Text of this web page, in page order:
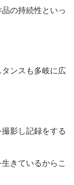
の持続性といっ
ンスも多岐に広
影し記録をする
きているからこ